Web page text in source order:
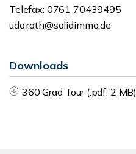
Telefax: 0761 70439495
udo.roth@solidimmo.de
Downloads
360 Grad Tour (.pdf, 2 MB)